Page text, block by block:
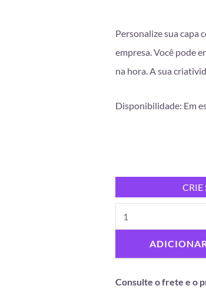
Personalize sua capa
empresa. Você pode
na hora. A sua
Disponibilidade: Em
CRIE
Consulte o frete e o